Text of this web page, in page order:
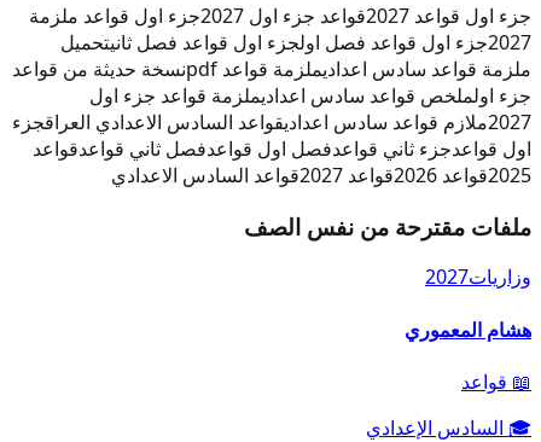
جزء اول قواعد 2027
قواعد جزء اول 2027
جزء اول قواعد ملزمة
2027جزء اول قواعد فصل اولجزء اول قواعد فصل ثانيتحميل
ملزمة قواعد سادس اعداديملزمة قواعد pdf
نسخة حديثة من قواعد
جزء اولملخص قواعد سادس اعداديملزمة قواعد جزء اول
2027ملازم قواعد سادس اعداديقواعد السادس الاعدادي العراقجزء
اول قواعدجزء ثاني قواعدفصل اول قواعدفصل ثاني قواعدقواعد
2025قواعد 2026 قواعد 2027 قواعد السادس الاعدادي
ملفات مقترحة من نفس الصف
وزاريات2027
هشام المعموري
📖 قواعد
🎓 السادس الإعدادي